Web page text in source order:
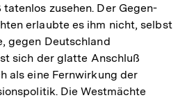
zusehen. Der Gegen-
erlaubte es ihm nicht, selbst
gegen Deutschland
sich der glatte Anschluß
als eine Fernwirkung der
Die Westmächte